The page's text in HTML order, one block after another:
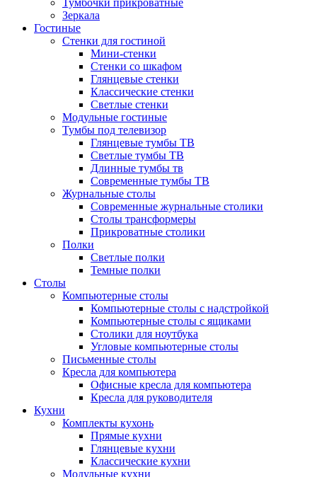
Тумбочки прикроватные
Зеркала
Гостиные
Стенки для гостиной
Мини-стенки
Стенки со шкафом
Глянцевые стенки
Классические стенки
Светлые стенки
Модульные гостиные
Тумбы под телевизор
Глянцевые тумбы ТВ
Светлые тумбы ТВ
Длинные тумбы тв
Современные тумбы ТВ
Журнальные столы
Современные журнальные столики
Столы трансформеры
Прикроватные столики
Полки
Светлые полки
Темные полки
Столы
Компьютерные столы
Компьютерные столы с надстройкой
Компьютерные столы с ящиками
Столики для ноутбука
Угловые компьютерные столы
Письменные столы
Кресла для компьютера
Офисные кресла для компьютера
Кресла для руководителя
Кухни
Комплекты кухонь
Прямые кухни
Глянцевые кухни
Классические кухни
Модульные кухни